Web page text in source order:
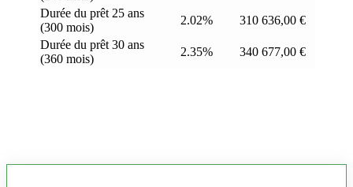
Durée du prêt 25 ans
(300 mois)
2.02%
310 636,00 €
Durée du prêt 30 ans
(360 mois)
2.35% 340 677,00 €